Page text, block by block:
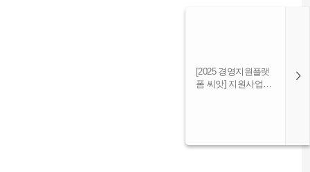
[2025 경영지원플랫
폼 씨앗] 지원사업…